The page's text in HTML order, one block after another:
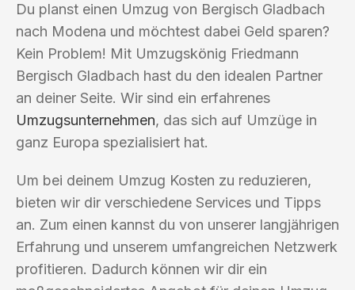
Du planst einen Umzug von Bergisch Gladbach
nach Modena und möchtest dabei Geld sparen?
Kein Problem! Mit Umzugskönig Friedmann
Bergisch Gladbach hast du den idealen Partner
an deiner Seite. Wir sind ein erfahrenes
Umzugsunternehmen, das sich auf Umzüge in
ganz Europa spezialisiert hat.
Um bei deinem Umzug Kosten zu reduzieren,
bieten wir dir verschiedene Services und Tipps
an. Zum einen kannst du von unserer langjährigen
Erfahrung und unserem umfangreichen Netzwerk
profitieren. Dadurch können wir dir ein